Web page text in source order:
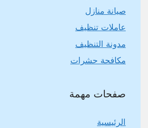
صيانة منازل
عاملات تنظيف
مدونة التنظيف
مكافحة حشرات
صفحات مهمة
الرئيسية